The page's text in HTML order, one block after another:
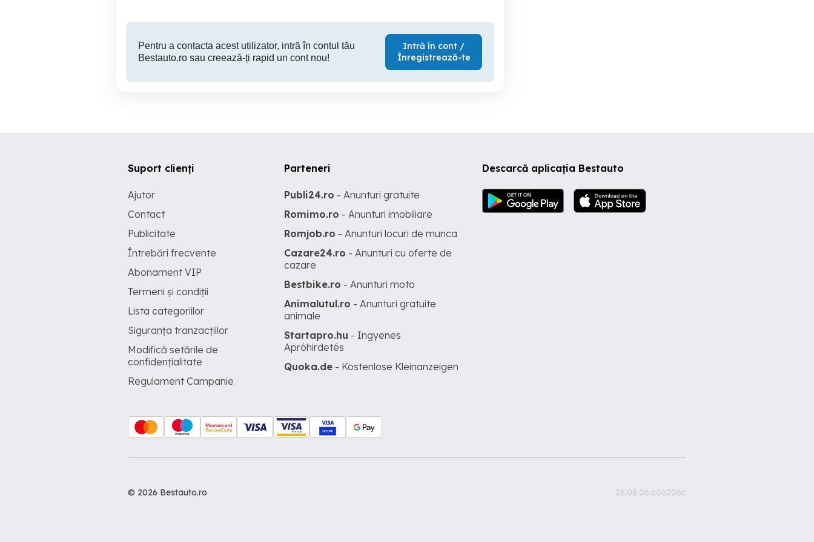
Pentru a contacta acest utilizator, intră în contul tău
Bestauto.ro sau creează-ți rapid un cont nou!
Intră în cont /
Înregistrează-te
Descarcă aplicația Bestauto
Suport clienți
Ajutor
Contact
Publicitate
Întrebări frecvente
Abonament VIP
Termeni și condiții
Lista categoriilor
Siguranța tranzacțiilor
Modifică setările de
confidențialitate
Regulament Campanie
Parteneri
Publi24.ro - Anunturi gratuite
Romimo.ro - Anunturi imobiliare
Romjob.ro - Anunturi locuri de munca
Cazare24.ro - Anunturi cu oferte de
cazare
Bestbike.ro - Anunturi moto
Animalutul.ro - Anunturi gratuite
animale
Startapro.hu - Ingyenes
Apróhirdetés
Quoka.de - Kostenlose Kleinanzeigen
© 2026 Bestauto.ro 26.08.06.c0c206c